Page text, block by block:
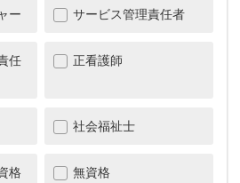
ー サービス管理責任者
任
正看護師
社会福祉士
格 無資格